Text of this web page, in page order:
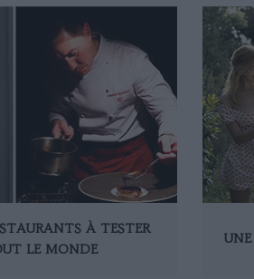
À TESTER
LE MONDE